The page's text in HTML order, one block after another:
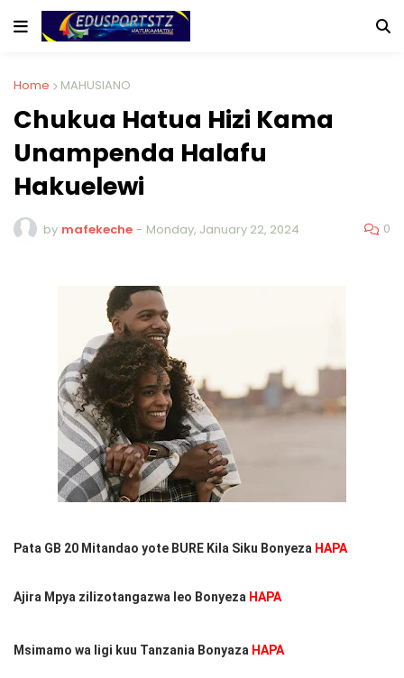
Home MAHUSIANO
Chukua Hatua Hizi Kama
Unampenda Halafu
Hakuelewi
by mafekeche - Monday, January 22, 2024 0
Pata GB 20 Mitandao yote BURE Kila Siku Bonyeza HAPA
Ajira Mpya zilizotangazwa leo Bonyeza HAPA
Msimamo wa ligi kuu Tanzania Bonyaza HAPA